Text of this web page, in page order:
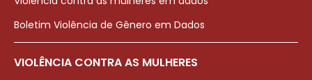
Boletim Violência de Gênero em Dados
VIOLÊNCIA CONTRA AS MULHERES